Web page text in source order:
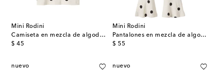
Mini Rodini
Camiseta en mezcla de algodón con lunares
$ 45
original price
Mini Rodini
Pantalones en mezcla de algodón con lunares
$ 55
original price
nuevo nuevo